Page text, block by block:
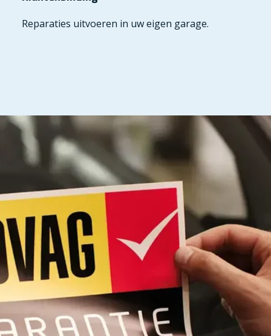
Reparaties uitvoeren in uw eigen garage.